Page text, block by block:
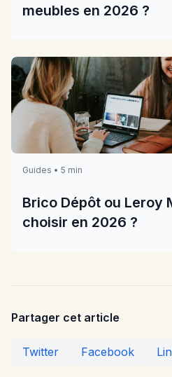
meubles en 2026 ?
Guides • 5 min
Brico Dépôt ou Leroy
choisir en 2026 ?
Partager cet article
Twitter Facebook